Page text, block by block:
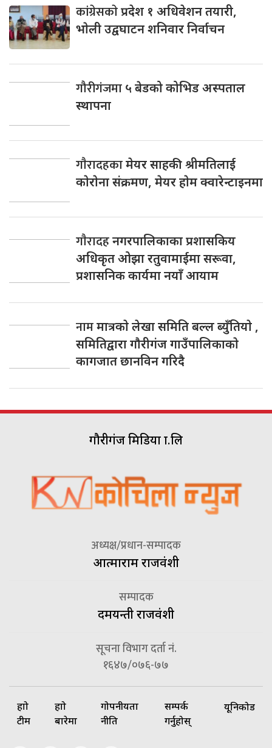
कांग्रेसकाेप्रदेश १ अधिवेशन तयारी,
भाेली उद्वघाटन शनिवार निर्वाचन
गौरीगंजमा ५ बेडको कोभिड अस्पताल
स्थापना
गाैरादहकामेयर साहकी श्रीमतिलाई
काेराेना संक्रमण, मेयर हाेम क्वारेन्टाइनमा
गाैरादहनगरपालिकाका प्रशासकिय
अधिकृत ओझा रतुवामाईमा सरूवा,
प्रशासनिक कार्यमा नयाँ आयाम
नाममात्रकाे लेखा समिति बल्ल ब्युँतियाे ,
समितिद्वारा गाैरीगंज गाउँपालिकाकाे
कागजात छानविन गरिदै
गौरीगंज मिडिया प्रा.लि
अध्यक्ष/प्रधान-सम्पादक
आत्माराम राजवंशी
सम्पादक
दमयन्ती राजवंशी
सूचना विभाग दर्ता नं.
१६४७/०७६-७७
हाम्रो
टीम
हाम्रो
बारेमा
गोपनीयता
नीति
सम्पर्क
गर्नुहोस्
यूनिकोड